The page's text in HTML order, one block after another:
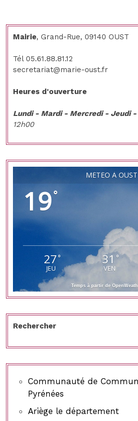
Mairie, Grand-Rue, 09140 OUST
Tél 05.61.88.81.12
secretariat@marie-oust.fr
Heures d'ouverture
Lundi - Mardi - Mercredi - Jeudi -
12h00
MÉTÉO À OUST
19°
27°
JEU
31 °
VEN
Temps à partir de
Rechercher
Communauté de
Pyrénées
Ariège le département